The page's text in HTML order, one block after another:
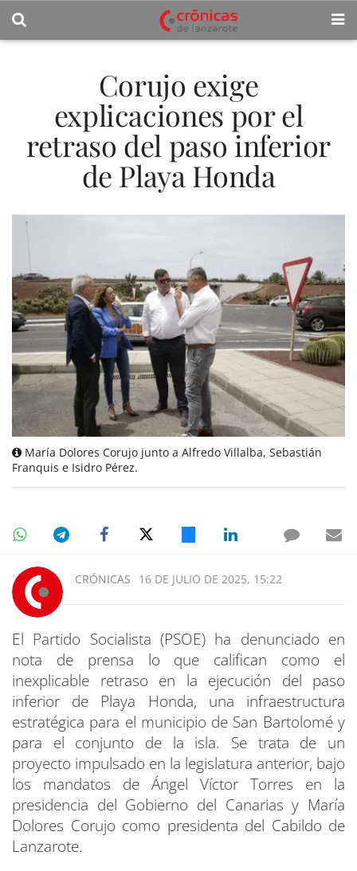
Corujo exige
explicaciones por el
retraso del paso inferior
de Playa Honda
María Dolores Corujo junto a Alfredo Villalba, Sebastián
Franquis e Isidro Pérez.
CRÓNICAS 16 DE JULIO DE 2025, 15:22
El Partido Socialista (PSOE) ha denunciado en
nota de prensa lo que califican como el
inexplicable retraso en la ejecución del paso
inferior de Playa Honda, una infraestructura
estratégica para el municipio de San Bartolomé y
para el conjunto de la isla. Se trata de un
proyecto impulsado en la legislatura anterior, bajo
los mandatos de Ángel Víctor Torres en la
presidencia del Gobierno del Canarias y María
Dolores Corujo como presidenta del Cabildo de
Lanzarote.